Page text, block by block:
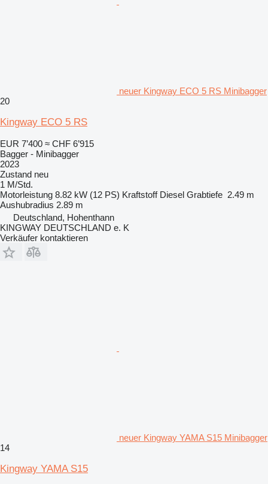
neuer Kingway ECO 5 RS Minibagger
20
Kingway ECO 5 RS
EUR 7’400 ≈ CHF 6’915
Bagger - Minibagger
2023
Zustand neu
1 M/Std.
Motorleistung 8.82 kW (12 PS) Kraftstoff Diesel Grabtiefe 2.49 m
Aushubradius 2.89 m
Deutschland, Hohenthann
KINGWAY DEUTSCHLAND e. K
Verkäufer kontaktieren
neuer Kingway YAMA S15 Minibagger
14
Kingway YAMA S15